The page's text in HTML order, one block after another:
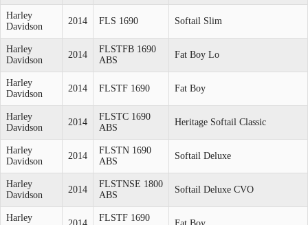
Harley
Davidson
2014 FLS 1690 Softail Slim
Harley
Davidson
2014
FLSTFB 1690
ABS
Fat Boy Lo
Harley
Davidson
2014 FLSTF 1690 Fat Boy
Harley
Davidson
2014
FLSTC 1690
ABS
Heritage Softail Classic
Harley
Davidson
2014
FLSTN 1690
ABS
Softail Deluxe
Harley
Davidson
2014
FLSTNSE 1800
ABS
Softail Deluxe CVO
Harley
FLSTF 1690